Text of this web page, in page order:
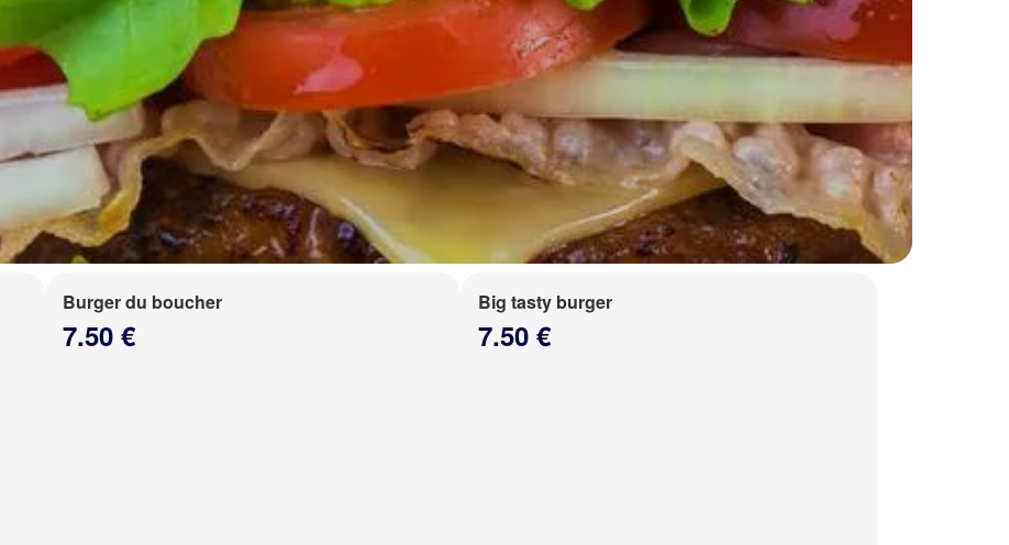
Burger du boucher
7.50 €
Big tasty burger
7.50 €